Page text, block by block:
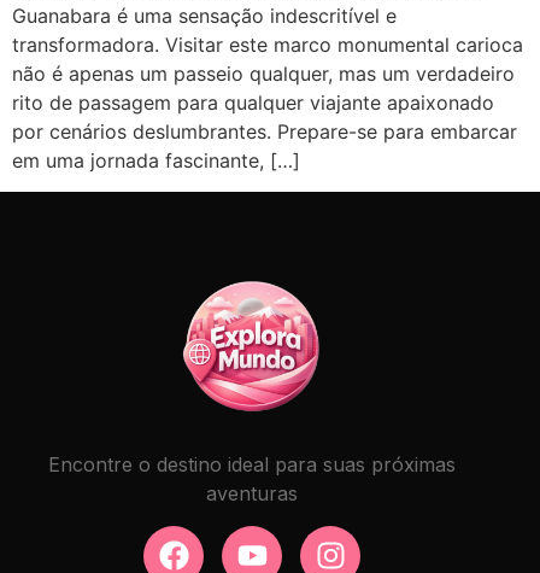
Guanabara é uma sensação indescritível e
transformadora. Visitar este marco monumental carioca
não é apenas um passeio qualquer, mas um verdadeiro
rito de passagem para qualquer viajante apaixonado
por cenários deslumbrantes. Prepare-se para embarcar
em uma jornada fascinante, […]
Encontre o destino ideal para suas próximas
aventuras